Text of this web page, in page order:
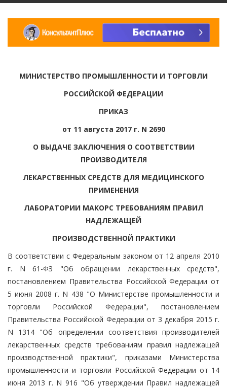
МИНИСТЕРСТВО ПРОМЫШЛЕННОСТИ И ТОРГОВЛИ
РОССИЙСКОЙ ФЕДЕРАЦИИ
ПРИКАЗ
от 11 августа 2017 г. N 2690
О ВЫДАЧЕ ЗАКЛЮЧЕНИЯ О СООТВЕТСТВИИ
ПРОИЗВОДИТЕЛЯ
ЛЕКАРСТВЕННЫХ СРЕДСТВ ДЛЯ МЕДИЦИНСКОГО
ПРИМЕНЕНИЯ
ЛАБОРАТОРИИ МАКОРС ТРЕБОВАНИЯМ ПРАВИЛ
НАДЛЕЖАЩЕЙ
ПРОИЗВОДСТВЕННОЙ ПРАКТИКИ
В соответствии с Федеральным законом от 12 апреля 2010
г. N 61-ФЗ "Об обращении лекарственных средств",
постановлением Правительства Российской Федерации от
5 июня 2008 г. N 438 "О Министерстве промышленности и
торговли Российской Федерации", постановлением
Правительства Российской Федерации от 3 декабря 2015 г.
N 1314 "Об определении соответствия производителей
лекарственных средств требованиям правил надлежащей
производственной практики", приказами Министерства
промышленности и торговли Российской Федерации от 14
июня 2013 г. N 916 "Об утверждении Правил надлежащей